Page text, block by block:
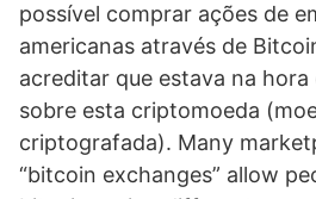
possível comprar ações de
americanas através de
acreditar que estava na hora
sobre esta criptomoeda
criptografada). Many
“bitcoin exchanges” allow